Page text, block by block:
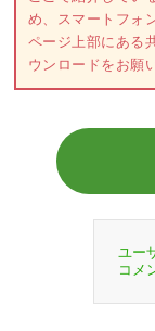
め、スマートフォ
ページ上部にある
ウンロードをお願
ユー
コメ